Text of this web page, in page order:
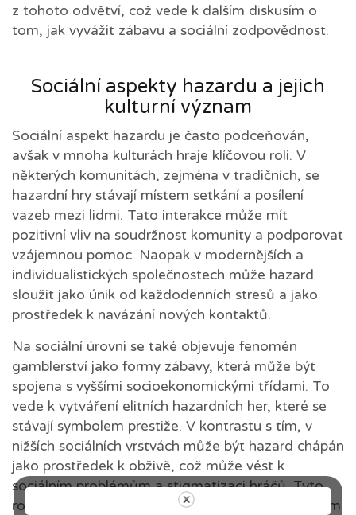
z tohoto odvětví, což vede k dalším diskusím o
tom, jak vyvážit zábavu a sociální zodpovědnost.
Sociální aspekty hazardu a jejich
kulturní význam
Sociální aspekt hazardu je často podceňován,
avšak v mnoha kulturách hraje klíčovou roli. V
některých komunitách, zejména v tradičních, se
hazardní hry stávají místem setkání a posílení
vazeb mezi lidmi. Tato interakce může mít
pozitivní vliv na soudržnost komunity a podporovat
vzájemnou pomoc. Naopak v modernějších a
individualistických společnostech může hazard
sloužit jako únik od každodenních stresů a jako
prostředek k navázání nových kontaktů.
Na sociální úrovni se také objevuje fenomén
gamblerství jako formy zábavy, která může být
spojena s vyššími socioekonomickými třídami. To
vede k vytváření elitních hazardních her, které se
stávají symbolem prestiže. V kontrastu s tím, v
nižších sociálních vrstvách může být hazard chápán
jako prostředek k obživě, což může vést k
sociálním problémům a stigmatizaci hráčů. Tyto
rozdíly v chápání hazardu ovlivňují i to, jak se s ním